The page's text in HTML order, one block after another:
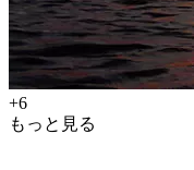
+6
もっと見る